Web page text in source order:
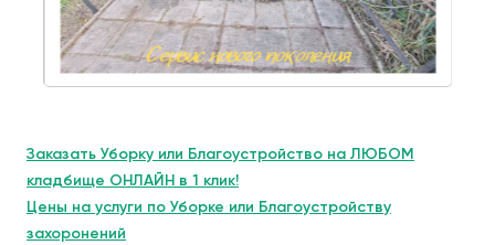
Заказать Уборку или Благоустройство на ЛЮБОМ
кладбище ОНЛАЙН в 1 клик!
Цены на услуги по Уборке или Благоустройству
захоронений